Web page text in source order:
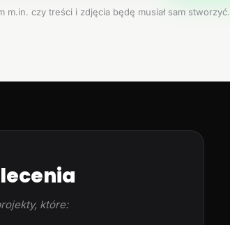
czy treści i zdjęcia będę musiał sam stworzyć.
które: